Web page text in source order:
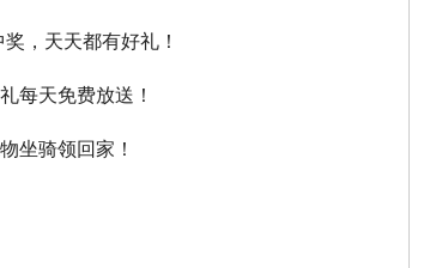
，天天都有好礼！
每天免费放送！
坐骑领回家！